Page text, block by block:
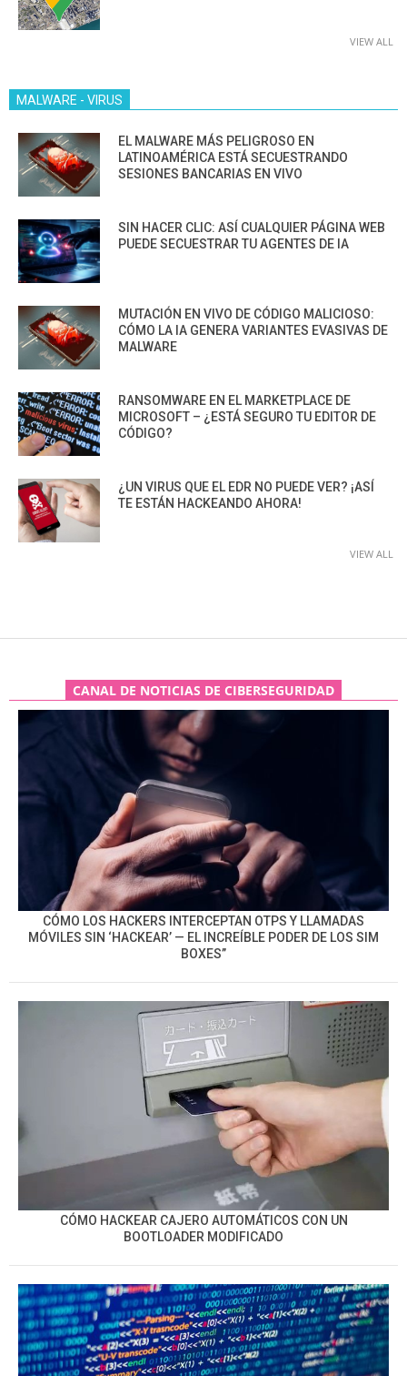
VIEW ALL
MALWARE - VIRUS
EL MALWARE MÁS PELIGROSO EN
LATINOAMÉRICA ESTÁ SECUESTRANDO
SESIONES BANCARIAS EN VIVO
SIN HACER CLIC: ASÍ CUALQUIER PÁGINA WEB
PUEDE SECUESTRAR TU AGENTES DE IA
MUTACIÓN EN VIVO DE CÓDIGO MALICIOSO:
CÓMO LA IA GENERA VARIANTES EVASIVAS DE
MALWARE
RANSOMWARE EN EL MARKETPLACE DE
MICROSOFT – ¿ESTÁ SEGURO TU EDITOR DE
CÓDIGO?
¿UN VIRUS QUE EL EDR NO PUEDE VER? ¡ASÍ
TE ESTÁN HACKEANDO AHORA!
VIEW ALL
CANAL DE NOTICIAS DE CIBERSEGURIDAD
CÓMO LOS HACKERS INTERCEPTAN OTPS Y LLAMADAS
MÓVILES SIN ‘HACKEAR’ — EL INCREÍBLE PODER DE LOS SIM
BOXES”
CÓMO HACKEAR CAJERO AUTOMÁTICOS CON UN
BOOTLOADER MODIFICADO